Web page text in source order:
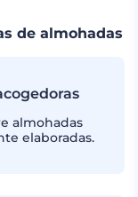
de almohadas
almohadas
elaboradas.